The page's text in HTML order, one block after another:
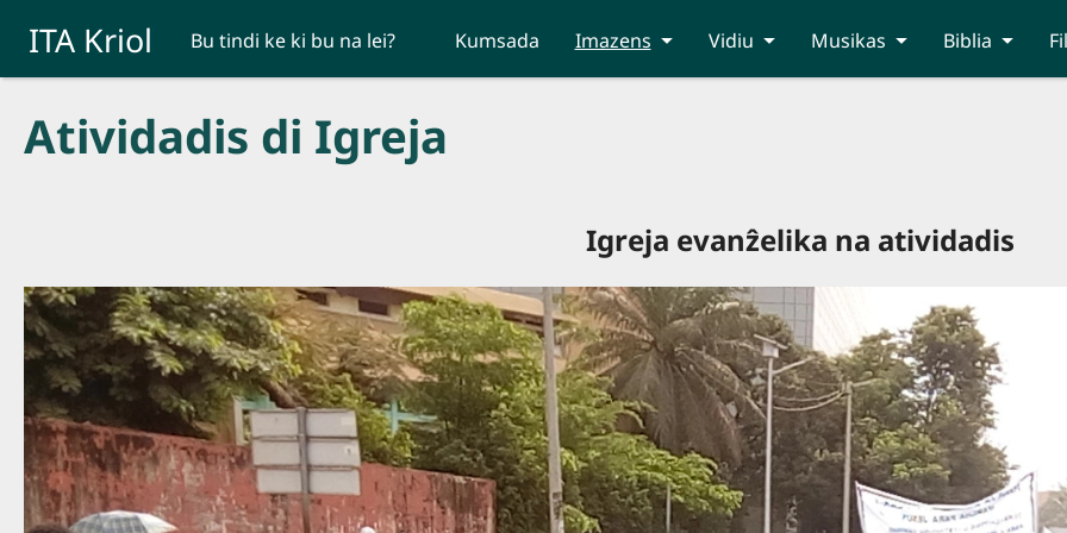
ITA Kriol Bu tindi ke ki bu na lei? Kumsada Imazens Vidiu Musikas Biblia
Atividadis di Igreja
Igreja evanẑelika na atividadis